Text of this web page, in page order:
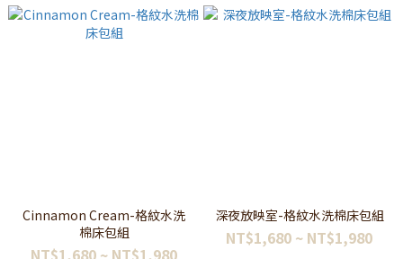
Cinnamon Cream-格紋水洗
棉床包組
NT$1,680 ~ NT$1,980
深夜放映室-格紋水洗棉床包組
NT$1,680 ~ NT$1,980